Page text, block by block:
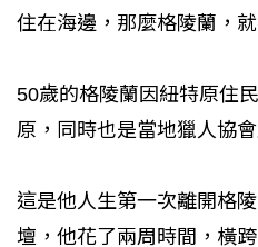
住在海邊，那麼格陵蘭，就
50歲的格陵蘭因紐特原住
原，同時也是當地獵人協會
這是他人生第一次離開格
壇，他花了兩周時間，橫